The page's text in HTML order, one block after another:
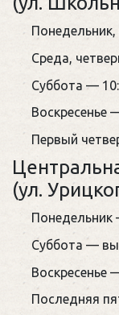
Среда,
Суббота —
Воскресенье
Первый
(ул.
Понедельник
Суббота —
Воскресенье
Последняя